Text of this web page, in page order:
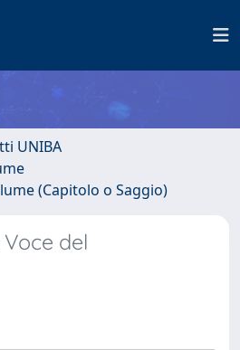
UNIBA
(Capitolo o Saggio)
del